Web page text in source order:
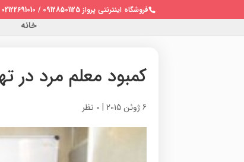
فروشگاه اینترنتی پرواز 09128501125 / 02122691010
خانه
کمبود معلم مرد در
6 ژوئن 2015 | 0 نظر